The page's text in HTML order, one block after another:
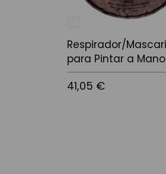
Respirador/
para Pintar a Mano
41,05 €